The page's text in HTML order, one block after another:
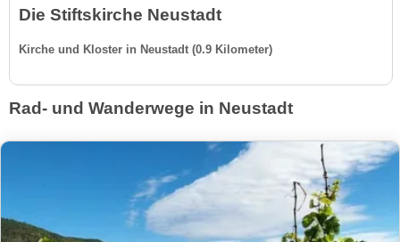
Die Stiftskirche Neustadt
Kirche und Kloster in Neustadt (0.9 Kilometer)
Rad- und Wanderwege in Neustadt